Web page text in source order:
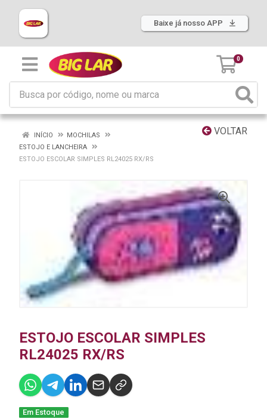
Baixe já nosso APP
0
VOLTAR
INÍCIO
MOCHILAS
ESTOJO E LANCHEIRA
ESTOJO ESCOLAR SIMPLES RL24025 RX/RS
ESTOJO ESCOLAR SIMPLES
RL24025 RX/RS
Em Estoque